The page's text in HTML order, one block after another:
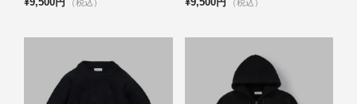
（税込） （税込）